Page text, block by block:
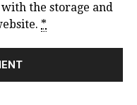
the storage and
*